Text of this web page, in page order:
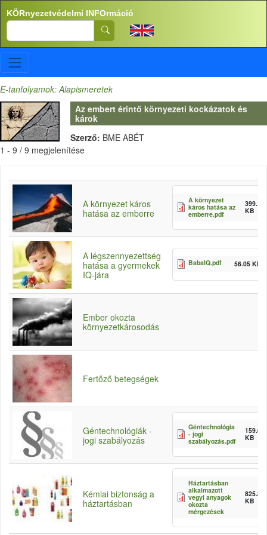
Ugrás a tartalomra
KÖRnyezetvédelmi INFOrmáció
Search
E-tanfolyamok: Alapismeretek
Az embert érintő környezeti kockázatok és
károk
Szerző: BME ABÉT
1 - 9 / 9 megjelenítése
A környezet káros
hatása az emberre
A környezet
káros hatása az
emberre.pdf
399.12
KB
A légszennyezettség
hatása a gyermekek
IQ-jára
BabaIQ.pdf 56.05 KB
Ember okozta
környezetkárosodás
Fertőző betegségek
Géntechnológiák -
jogi szabályozás
Géntechnológia
- jogi
szabályozás.pdf
159.68
KB
Kémiai biztonság a
háztartásban
Háztartásban
alkalmazott
vegyi anyagok
okozta
mérgezések
825.83
KB